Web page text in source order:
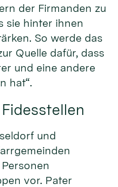
der Firmanden zu
sie hinter ihnen
So werde das
Quelle dafür, dass
und eine andere
hat“.
und
vor. Pater